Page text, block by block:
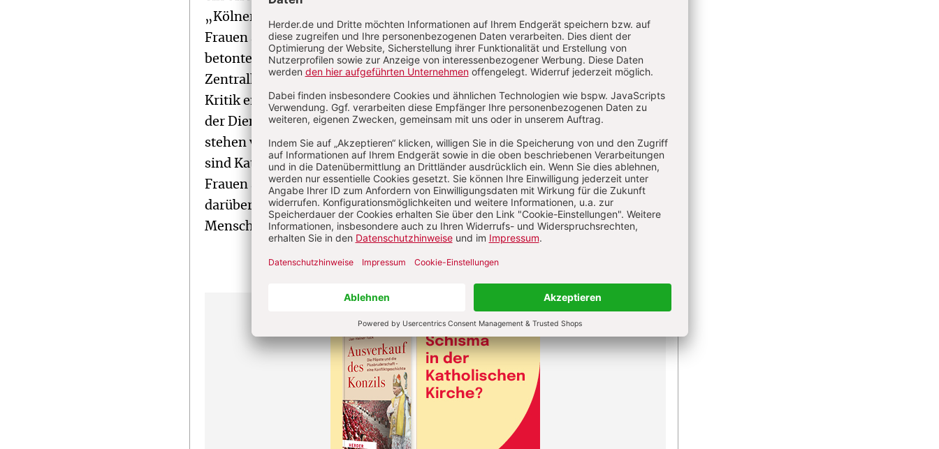
„Kölner Stadt-Anzeiger“. Die Initiatorinnen seien „keine radikalen
Frauen am Rande“, sondern kämen „aus der Mitte der Gemeinden“,
betonte die stellvertretende SPD-Vorsitzende, die auch Mitglied im
Zentralkomitee der deutschen Katholiken ist. Marie Luise Dreyer trat der
Kritik entgegen, dass Gottesdienste boykottiert würden. „Hier wird nicht
der Dienst an Gott bestreikt. Im Gegenteil: Die Frauen von Maria 2.0
stehen vor den Kirchentüren, beten, singen und feiern und zeigen so: Wir
sind Katholikinnen und wollen das auch bleiben.“ Die gleiche Teilhabe von
Frauen an Diensten und Ämtern – also auch am Weiheamt – werde
darüber entscheiden, „ob die katholische Kirche auch in Zukunft
Menschen für das Evangelium gewinnen kann.“